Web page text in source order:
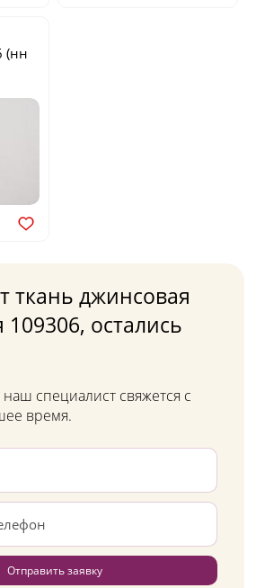
(нн
ткань джинсовая
остались
наш специалист свяжется с
время.
Отправить заявку